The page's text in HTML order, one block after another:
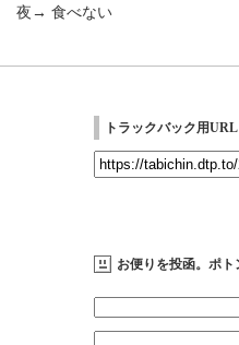
夜→ 食べない
トラックバック用URL
お便りを投函。ポト